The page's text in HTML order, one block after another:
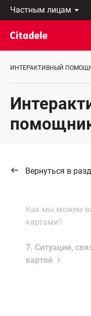
Частным
лицам
Предприятиям
Private
Banking
банке
ru
Latviski
По-
русски
In
ИНТЕРАКТИВНЫЙ
Вернуться в
Как мы можем
картами?
7. Ситуации,
картой